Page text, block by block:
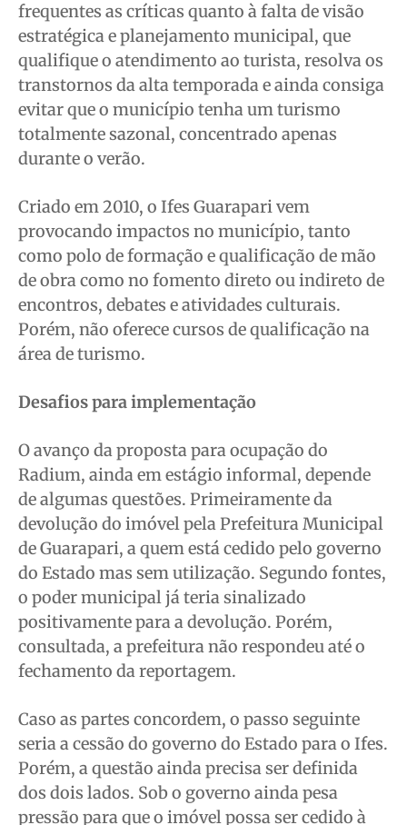
frequentes as críticas quanto à falta de visão
estratégica e planejamento municipal, que
qualifique o atendimento ao turista, resolva os
transtornos da alta temporada e ainda consiga
evitar que o município tenha um turismo
totalmente sazonal, concentrado apenas
durante o verão.
Criado em 2010, o Ifes Guarapari vem
provocando impactos no município, tanto
como polo de formação e qualificação de mão
de obra como no fomento direto ou indireto de
encontros, debates e atividades culturais.
Porém, não oferece cursos de qualificação na
área de turismo.
Desafios para implementação
O avanço da proposta para ocupação do
Radium, ainda em estágio informal, depende
de algumas questões. Primeiramente da
devolução do imóvel pela Prefeitura Municipal
de Guarapari, a quem está cedido pelo governo
do Estado mas sem utilização. Segundo fontes,
o poder municipal já teria sinalizado
positivamente para a devolução. Porém,
consultada, a prefeitura não respondeu até o
fechamento da reportagem.
Caso as partes concordem, o passo seguinte
seria a cessão do governo do Estado para o Ifes.
Porém, a questão ainda precisa ser definida
dos dois lados. Sob o governo ainda pesa
pressão para que o imóvel possa ser cedido à